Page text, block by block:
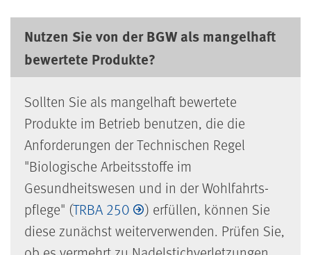
Nutzen Sie von der BGW als mangelhaft
bewertete Produkte?
Sollten Sie als mangelhaft bewertete
Produkte im Betrieb benutzen, die die
Anforderungen der Technischen Regel
"Biologische Arbeitsstoffe im
Gesundheitswesen und in der Wohlfahrts­
pflege" (TRBA 250
) erfüllen, können Sie
diese zunächst weiterverwenden. Prüfen Sie,